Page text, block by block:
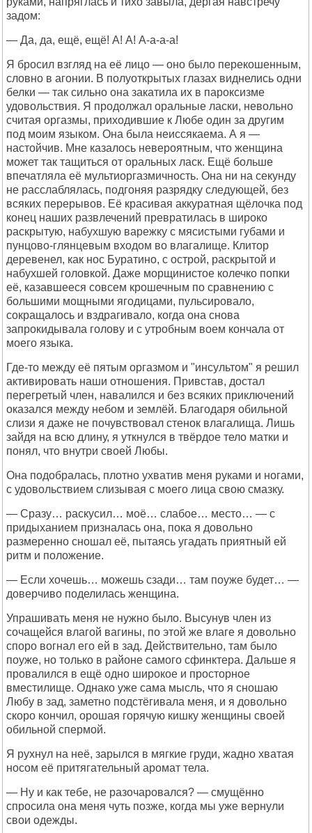
задом:
— Да, да, ещё, ещё! А! А! А-а-а-а!
Я бросил взгляд на её лицо — оно было перекошенным,
словно в агонии. В полуоткрытых глазах виднелись одни
белки — так сильно она закатила их в пароксизме
удовольствия. Я продолжал оральные ласки, невольно
считая оргазмы, приходившие к Любе один за другим
под моим языком. Она была неиссякаема. А я —
настойчив. Мне казалось невероятным, что женщина
может так тащиться от оральных ласк. Ещё больше
впечатляла её мультиоргазмичность. Она ни на секунду
не расслаблялась, подгоняя разрядку следующей, без
всяких перерывов. Её красивая аккуратная щёлочка под
конец наших развлечений превратилась в широко
раскрытую, набухшую варежку с мясистыми губами и
пунцово-глянцевым входом во влагалище. Клитор
деревенел, как нос Буратино, с острой, раскрытой и
набухшей головкой. Даже морщинистое колечко попки
её, казавшееся совсем крошечным по сравнению с
большими мощными ягодицами, пульсировало,
сокращалось и вздрагивало, когда она снова
запрокидывала голову и с утробным воем кончала от
моего языка.
Где-то между её пятым оргазмом и "инсультом" я решил
активировать наши отношения. Привстав, достал
перегретый член, навалился и без всяких приключений
оказался между небом и землёй. Благодаря обильной
слизи я даже не почувствовал стенок влагалища. Лишь
зайдя на всю длину, я уткнулся в твёрдое тело матки и
понял, что внутри своей Любы.
Она подобралась, плотно ухватив меня руками и ногами,
с удовольствием слизывая с моего лица свою смазку.
— Сразу… раскусил… моё… слабое… место… — с
придыханием призналась она, пока я довольно
размеренно сношал её, пытаясь угадать приятный ей
ритм и положение.
— Если хочешь… можешь сзади… там поуже будет… —
доверчиво поделилась женщина.
Упрашивать меня не нужно было. Высунув член из
сочащейся влагой вагины, по этой же влаге я довольно
споро вогнал его ей в зад. Действительно, там было
поуже, но только в районе самого сфинктера. Дальше я
провалился в ещё одно широкое и просторное
вместилище. Однако уже сама мысль, что я сношаю
Любу в зад, заметно подстёгивала меня, и я довольно
скоро кончил, орошая горячую кишку женщины своей
обильной спермой.
Я рухнул на неё, зарылся в мягкие груди, жадно хватая
носом её притягательный аромат тела.
— Ну и как тебе, не разочаровался? — смущённо
спросила она меня чуть позже, когда мы уже вернули
свои одежды.